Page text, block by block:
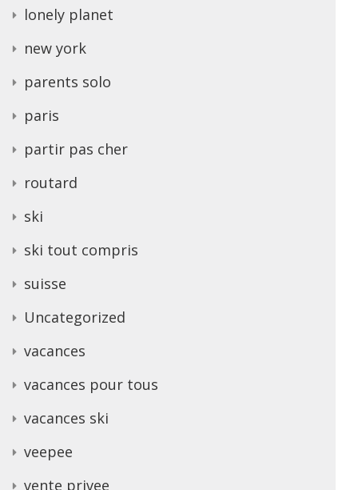
lonely planet
new york
parents solo
paris
partir pas cher
routard
ski
ski tout compris
suisse
Uncategorized
vacances
vacances pour tous
vacances ski
veepee
vente privee